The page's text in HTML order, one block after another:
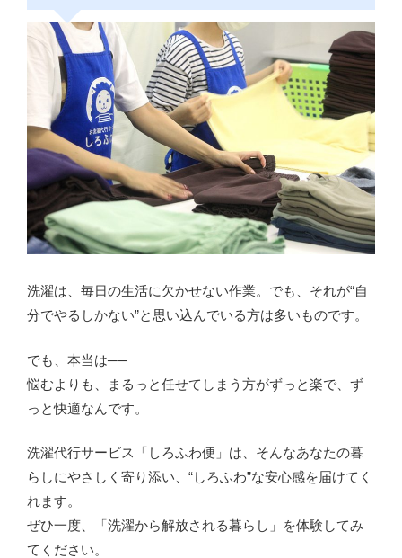
洗濯は、毎日の生活に欠かせない作業。でも、それが“自
分でやるしかない”と思い込んでいる方は多いものです。
でも、本当は──
悩むよりも、まるっと任せてしまう方がずっと楽で、ず
っと快適なんです。
洗濯代行サービス「しろふわ便」は、そんなあなたの暮
らしにやさしく寄り添い、“しろふわ”な安心感を届けてく
れます。
ぜひ一度、「洗濯から解放される暮らし」を体験してみ
てください。